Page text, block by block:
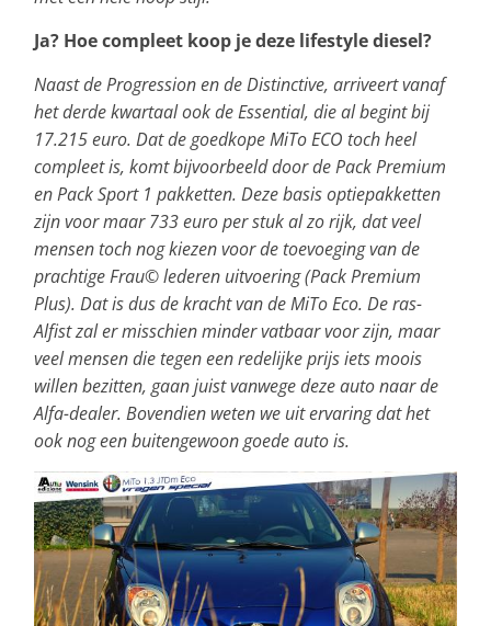
Ja? Hoe compleet koop je deze lifestyle diesel?
Naast de Progression en de Distinctive, arriveert vanaf
het derde kwartaal ook de Essential, die al begint bij
17.215 euro. Dat de goedkope MiTo ECO toch heel
compleet is, komt bijvoorbeeld door de Pack Premium
en Pack Sport 1 pakketten. Deze basis optiepakketten
zijn voor maar 733 euro per stuk al zo rijk, dat veel
mensen toch nog kiezen voor de toevoeging van de
prachtige Frau© lederen uitvoering (Pack Premium
Plus). Dat is dus de kracht van de MiTo Eco. De ras-
Alfist zal er misschien minder vatbaar voor zijn, maar
veel mensen die tegen een redelijke prijs iets moois
willen bezitten, gaan juist vanwege deze auto naar de
Alfa-dealer. Bovendien weten we uit ervaring dat het
ook nog een buitengewoon goede auto is.